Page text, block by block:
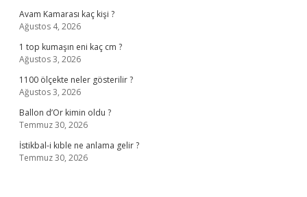
Avam Kamarası kaç kişi ?
Ağustos 4, 2026
1 top kumaşın eni kaç cm ?
Ağustos 3, 2026
1100 ölçekte neler gösterilir ?
Ağustos 3, 2026
Ballon d’Or kimin oldu ?
Temmuz 30, 2026
İstikbal-i kıble ne anlama gelir ?
Temmuz 30, 2026